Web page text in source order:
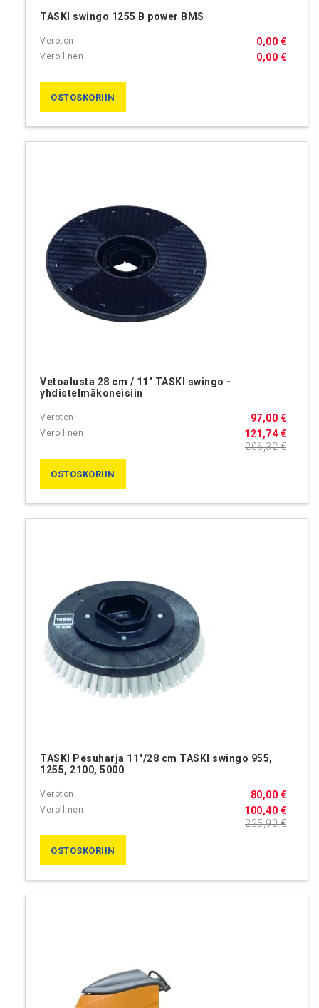
TASKI swingo 1255 B power BMS
0,00 €
0,00 €
OSTOSKORIIN
Vetoalusta 28 cm / 11" TASKI swingo -
yhdistelmäkoneisiin
121,74 €
97,00 €
206,32 €
OSTOSKORIIN
TASKI Pesuharja 11"/28 cm TASKI swingo 955,
1255, 2100, 5000
100,40 €
80,00 €
225,90 €
OSTOSKORIIN